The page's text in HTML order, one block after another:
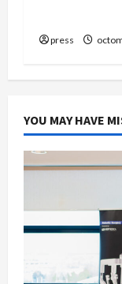
press
YOU MAY HAVE